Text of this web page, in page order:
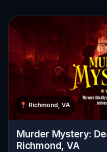
📍 Richmond, VA
Murder Mystery:
Richmond, VA